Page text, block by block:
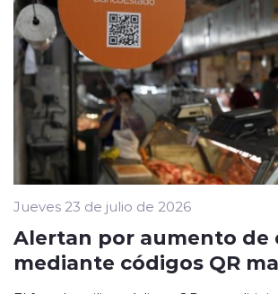
Jueves 23 de julio de 2026
Alertan por aumento de
mediante códigos QR